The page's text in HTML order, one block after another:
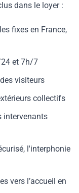
dans le loyer :
fixes en France,
et 7h/7
visiteurs
collectifs
intervenants
l'interphonie
vers l’accueil en